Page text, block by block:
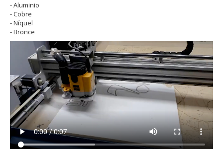
- Aluminio
- Cobre
- Níquel
- Bronce